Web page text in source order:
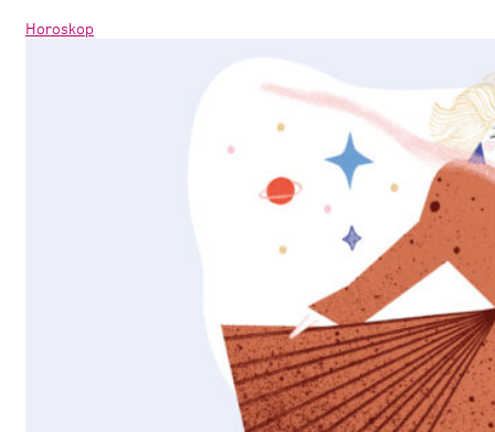
Horoskop